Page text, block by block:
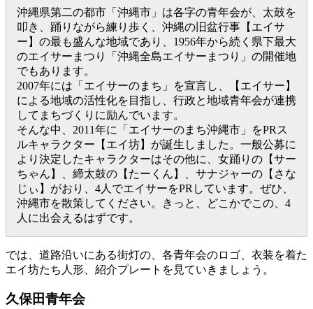
沖縄県第二の都市「沖縄市」は各字の青年会が、太鼓を
叩き、踊りながら練り歩く、沖縄の旧盆行事【エイサ
ー】の最も盛んな地域であり、1956年から続く県下最大
のエイサーまつり「沖縄全島エイサーまつり」の開催地
でもあります。
2007年には「エイサーのまち」を宣言し、【エイサー】
による地域の活性化を目指し、行政と地域青年会が連携
してまちづくりに励んでいます。
そんな中、2011年に「エイサーのまち沖縄市」をPRス
ルキャラクター【エイ坊】が誕生しました。一般公募に
より決定したキャラクターはその他に、女踊りの【サー
ちゃん】、締太鼓の【たーくん】、サナジャーの【さな
じぃ】がおり、4人でエイサーをPRしています。ぜひ、
沖縄市を散策してください。きっと、どこかでこの、4
人に出会えるはずです。
では、道路沿いにある街灯の、各青年会のロゴ、衣装を着た
エイ坊たち人形、紹介プレートを見ていきましょう。
久保田青年会